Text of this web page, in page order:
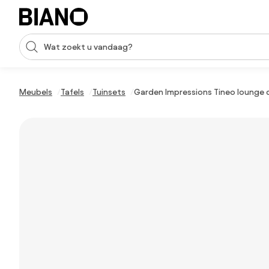
Navigatie overslaan, naar inhoud springen
Zoekopdracht invoeren
Meubels Tafels Tuinsets Garden Impressions Tineo